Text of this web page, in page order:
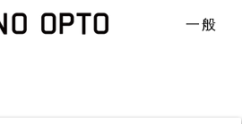
一般